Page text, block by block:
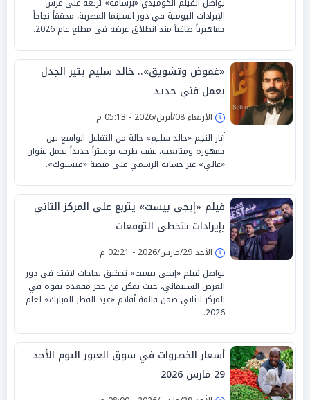
الإيرادات اليومية في دور السينما المصرية، محققاً نجاحاً
جماهيرياً طاغياً منذ انطلاق عرضه في مطلع عام 2026.
«غموض وتشويق».. خالد سليم يثير الجدل
بعمل فني جديد
الأربعاء 08/أبريل/2026 - 05:13 م
أثار النجم «خالد سليم» حالة من التفاعل الواسع بين
جمهوره ومتابعيه، عقب طرحه بوستراً جديداً يحمل عنوان
«غالي» عبر حسابه الرسمي على منصة «فيسبوك».
فيلم «إيجي بيست» يتربع على المركز الثاني
بإيرادات تتخطى التوقعات
الأحد 29/مارس/2026 - 02:21 م
يواصل فيلم «إيجي بيست» تحقيق نجاحات لافتة في دور
العرض السينمائي، حيث تمكن من حجز مقعده بقوة في
المركز الثاني ضمن قائمة أفلام «عيد الفطر المبارك» لعام
2026.
أسعار الخضروات في سوق العبور اليوم الأحد
29 مارس 2026